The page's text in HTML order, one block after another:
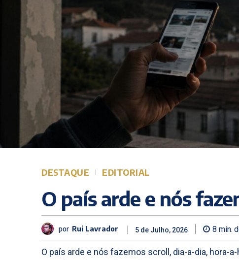
DESTAQUE EDITORIAL
O país arde e nós
por Rui Lavrador 5 de Julho, 2026 8 min.
O país arde e nós fazemos scroll, dia-a-dia, hora-